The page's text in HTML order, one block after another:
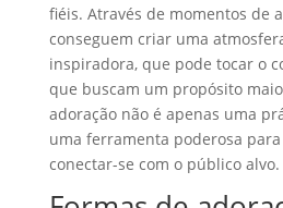
fiéis. Através de momentos de
conseguem criar uma
inspiradora, que pode tocar o
que buscam um propósito
adoração não é apenas uma
uma ferramenta poderosa
conectar-se com o público alvo.